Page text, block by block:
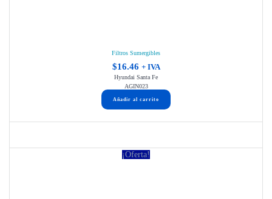
Filtros Sumergibles
$16.46 + IVA
Hyundai Santa Fe
AGIN023
Añadir al carrito
¡Oferta!